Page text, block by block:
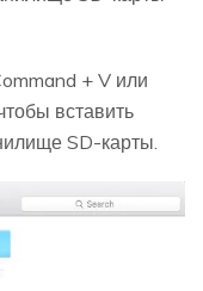
+ V или
вставить
SD-карты.